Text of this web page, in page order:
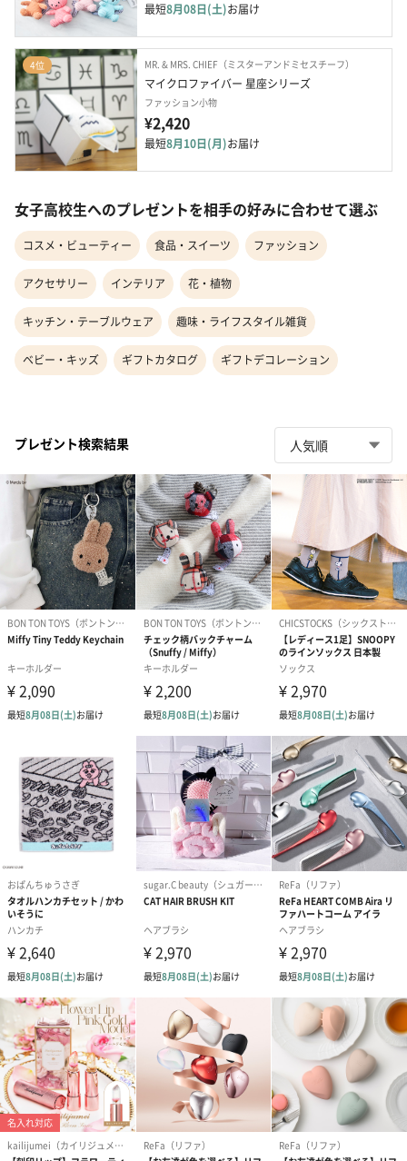
最短8月08日(土)お届け
4位 MR. & MRS. CHIEF（ミスターアンドミセスチーフ）
マイクロファイバー 星座シリーズ
ファッション小物
¥2,420
最短8月10日(月)お届け
女子高校生へのプレゼントを相手の好みに合わせて選ぶ
コスメ・ビューティー 食品・スイーツ ファッション
アクセサリー インテリア 花・植物
キッチン・テーブルウェア 趣味・ライフスタイル雑貨
ベビー・キッズ ギフトカタログ ギフトデコレーション
プレゼント検索結果